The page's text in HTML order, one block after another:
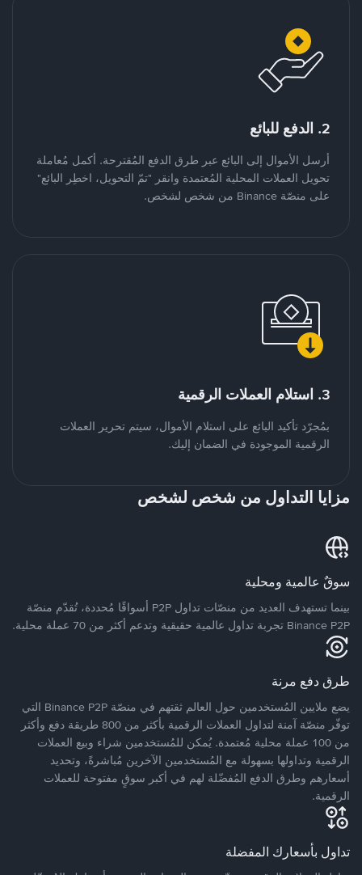
2. الدفع للبائع
أرسل الأموال إلى البائع عبر طرق الدفع المُقترحة. أكمل مُعاملة
تحويل العملات المحلية المُعتمدة وانقر "تمّ التحويل، اخطِر البائع"
على منصّة Binance من شخص لشخص.
3. استلام العملات الرقمية
بمُجرّد تأكيد البائع على استلام الأموال، سيتم تحرير العملات
الرقمية الموجودة في الضمان إليك.
مزايا التداول من شخص لشخص
سوقٌ عالمية ومحلية
بينما تستهدف العديد من منصّات تداول P2P أسواقًا مُحددة، تُقدّم منصّة
Binance P2P تجربة تداول عالمية حقيقية وتدعم أكثر من 70 عملة محلية.
طرق دفع مرنة
يضع ملايين المُستخدمين حول العالم ثقتهم في منصّة Binance P2P التي
توفّر منصّة آمنة لتداول العملات الرقمية بأكثر من 800 طريقة دفع وأكثر
من 100 عملة محلية مُعتمدة. يُمكن للمُستخدمين شراء وبيع العملات
الرقمية وتداولها بسهولة مع المُستخدمين الآخرين مُباشرةً، وتحديد
أسعارهم وطرق الدفع المُفضّلة لهم في أكبر سوقٍ مفتوحة للعملات
الرقمية.
تداول بأسعارك المفضلة